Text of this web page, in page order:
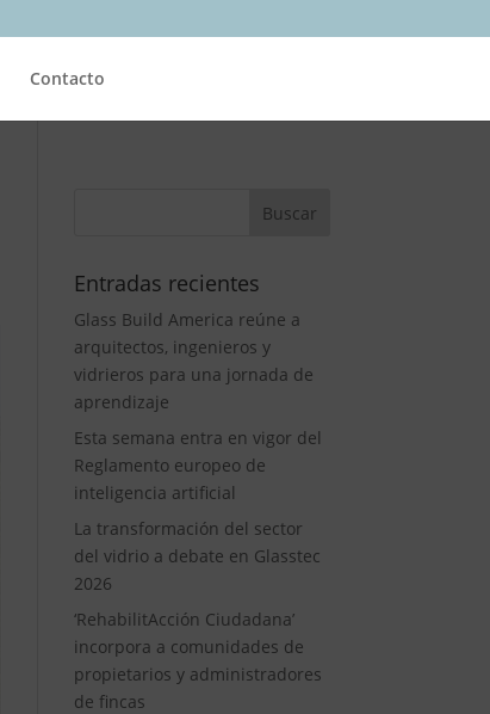
Contacto
Entradas recientes
Glass Build America reúne a
arquitectos, ingenieros y
vidrieros para una jornada de
aprendizaje
Esta semana entra en vigor del
Reglamento europeo de
inteligencia artificial
La transformación del sector
del vidrio a debate en Glasstec
2026
‘RehabilitAcción Ciudadana’
incorpora a comunidades de
propietarios y administradores
de fincas